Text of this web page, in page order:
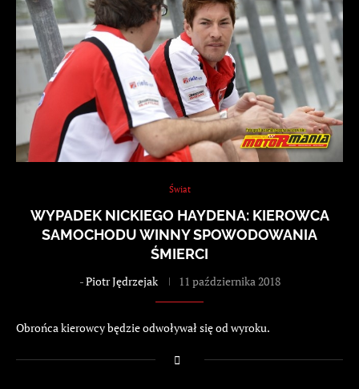
Świat
WYPADEK NICKIEGO HAYDENA: KIEROWCA
SAMOCHODU WINNY SPOWODOWANIA
ŚMIERCI
-Piotr Jędrzejak 11 października 2018
Obrońca kierowcy będzie odwoływał się od wyroku.